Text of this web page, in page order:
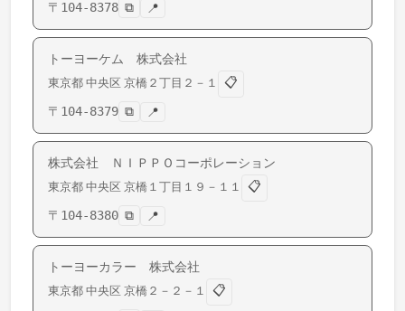
〒 104-8378 ⧉ 📍
トーヨーケム 株式会社
東京都 中央区 京橋 ２丁目２－１
📋
〒 104-8379 ⧉ 📍
株式会社 ＮＩＰＰＯコーポレーション
東京都 中央区 京橋 １丁目１９－１１
📋
〒 104-8380 ⧉ 📍
トーヨーカラー 株式会社
東京都 中央区 京橋 ２－２－１
📋